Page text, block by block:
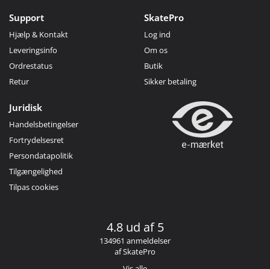
Support
Hjælp & Kontakt
Leveringsinfo
Ordrestatus
Retur
SkatePro
Log ind
Om os
Butik
Sikker betaling
Juridisk
Handelsbetingelser
Fortrydelsesret
Persondatapolitik
Tilgængelighed
Tilpas cookies
4.8 ud af 5
134961 anmeldelser
af SkatePro